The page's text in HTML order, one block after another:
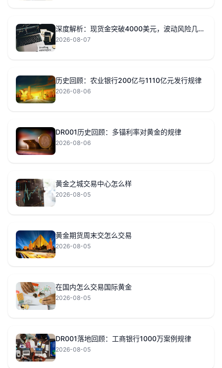
深度解析：现货金突破4000美元，波动风险几何？
2026-08-07
历史回顾：农业银行200亿与1110亿元发行规律
2026-08-06
DR001历史回顾：多锚利率对黄金的规律
2026-08-06
黄金之城交易中心怎么样
2026-08-05
黄金期货周末交怎么交易
2026-08-05
在国内怎么交易国际黄金
2026-08-05
DR001落地回顾：工商银行1000万案例规律
2026-08-05